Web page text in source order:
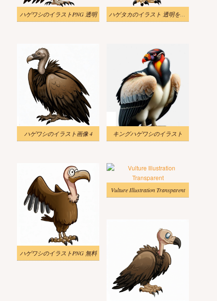
ハゲワシのイラストPNG 透明 ハゲタカのイラスト 透明をダウンロード
ハゲワシのイラスト画像 4 キングハゲワシのイラスト
ハゲワシのイラストPNG 無料
Vulture Illustration Transparent